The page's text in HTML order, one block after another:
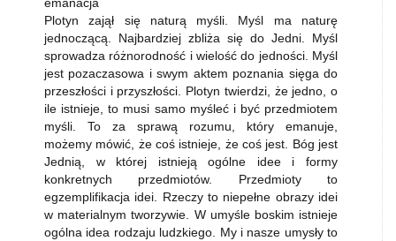
Plotyn zajął się naturą myśli. Myśl ma naturę
jednoczącą. Najbardziej zbliża się do Jedni. Myśl
sprowadza różnorodność i wielość do jedności. Myśl
jest pozaczasowa i swym aktem poznania sięga do
przeszłości i przyszłości. Plotyn twierdzi, że jedno, o
ile istnieje, to musi samo myśleć i być przedmiotem
myśli. To za sprawą rozumu, który emanuje,
możemy mówić, że coś istnieje, że coś jest. Bóg jest
Jednią, w której istnieją ogólne idee i formy
konkretnych przedmiotów. Przedmioty to
egzemplifikacja idei. Rzeczy to niepełne obrazy idei
w materialnym tworzywie. W umyśle boskim istnieje
ogólna idea rodzaju ludzkiego. My i nasze umysły to